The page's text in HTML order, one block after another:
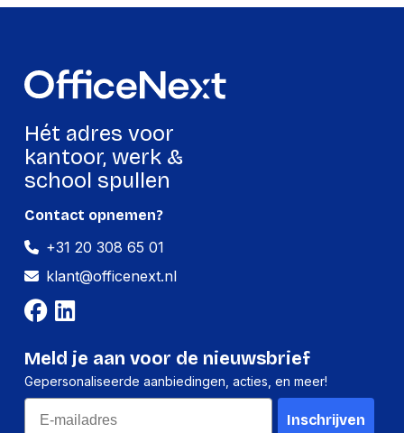
Energie
Type stroombron
Gewicht en omvang
Gewicht toetsenbord
Inhoud van de verpakking
Garantiekaart
Kenmerken
Hét adres voor
kantoor, werk &
school spullen
Contact opnemen?
+31 20 308 65 01
klant@officenext.nl
Meld je aan voor de nieuwsbrief
Gepersonaliseerde aanbiedingen, acties, en meer!
Email
Inschrijven